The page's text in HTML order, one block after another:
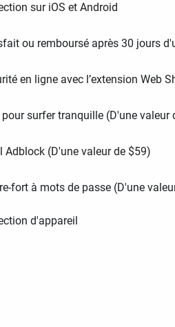
sur iOS et Android
ou remboursé après 30 jours
en ligne avec l’extension Web
pour surfer tranquille (D'une valeur
Adblock (D'une valeur de $59)
fort à mots de passe (D'une
d'appareil